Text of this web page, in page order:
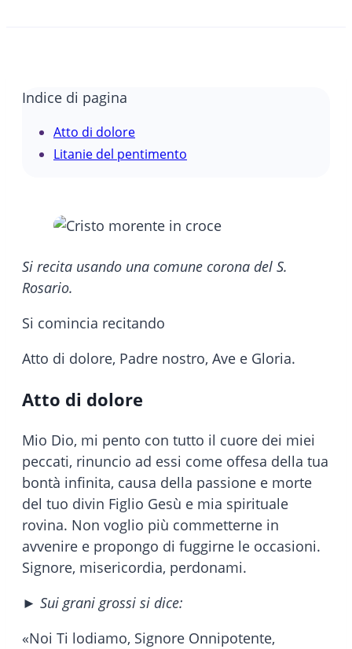
Indice di pagina
Atto di dolore
Litanie del pentimento
Si recita usando una comune corona del S.
Rosario.
Si comincia recitando
Atto di dolore, Padre nostro, Ave e Gloria.
Atto di dolore
Mio Dio, mi pento con tutto il cuore dei miei
peccati, rinuncio ad essi come offesa della tua
bontà infinita, causa della passione e morte
del tuo divin Figlio Gesù e mia spirituale
rovina. Non voglio più commetterne in
avvenire e propongo di fuggirne le occasioni.
Signore, misericordia, perdonami.
► Sui grani grossi si dice:
«Noi Ti lodiamo, Signore Onnipotente,